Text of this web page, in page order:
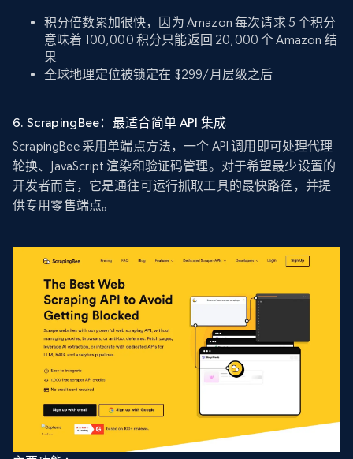
积分倍数累加很快，因为 Amazon 每次请求 5 个积分
意味着 100,000 积分只能返回 20,000 个 Amazon 结
果
全球地理定位被锁定在 $299/月层级之后
6. ScrapingBee：最适合简单 API 集成
ScrapingBee 采用单端点方法，一个 API 调用即可处理代理
轮换、JavaScript 渲染和验证码管理。对于希望最少设置的
开发者而言，它是通往可运行抓取工具的最快路径，并提
供专用零售端点。